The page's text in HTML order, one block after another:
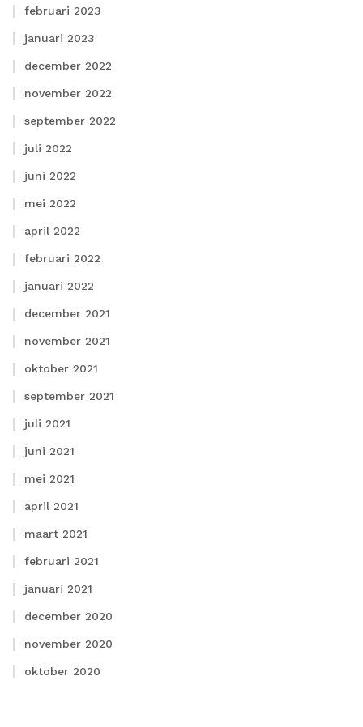
februari 2023
januari 2023
december 2022
november 2022
september 2022
juli 2022
juni 2022
mei 2022
april 2022
februari 2022
januari 2022
december 2021
november 2021
oktober 2021
september 2021
juli 2021
juni 2021
mei 2021
april 2021
maart 2021
februari 2021
januari 2021
december 2020
november 2020
oktober 2020